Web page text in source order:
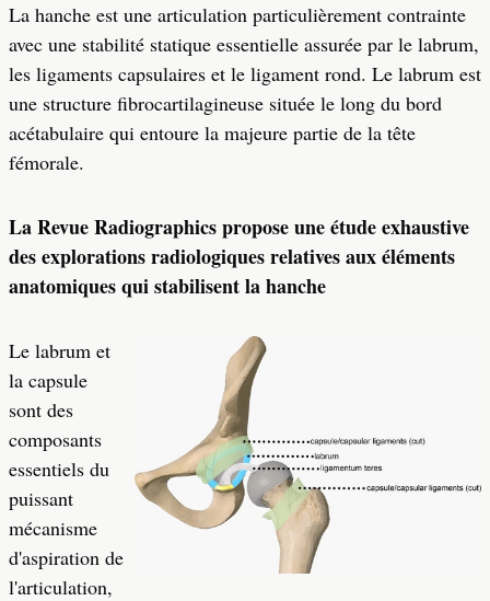
La hanche est une articulation particulièrement contrainte
avec une stabilité statique essentielle assurée par le labrum,
les ligaments capsulaires et le ligament rond. Le labrum est
une structure fibrocartilagineuse située le long du bord
acétabulaire qui entoure la majeure partie de la tête
fémorale.
La Revue Radiographics propose une étude exhaustive
des explorations radiologiques relatives aux éléments
anatomiques qui stabilisent la hanche
Le labrum et
la capsule
sont des
composants
essentiels du
puissant
mécanisme
d'aspiration de
l'articulation,